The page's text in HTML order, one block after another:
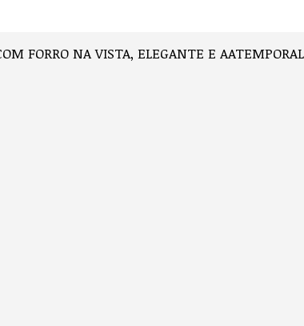
FORRO NA VISTA, ELEGANTE E